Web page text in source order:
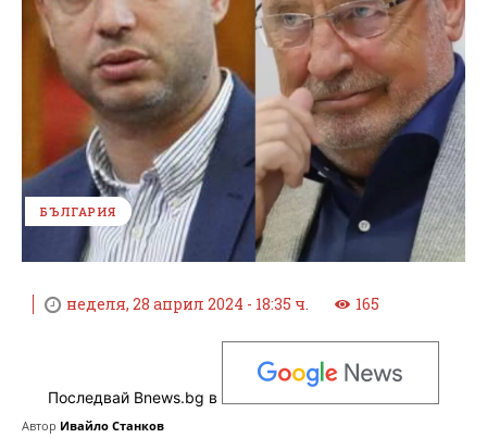
БЪЛГАРИЯ
неделя, 28 април 2024 - 18:35 ч. 165
Последвай Bnews.bg в
Автор Ивайло Станков